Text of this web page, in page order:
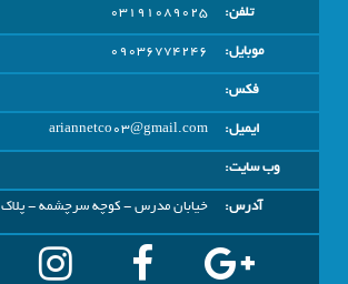
تلفن:
03191089025
موبایل:
09036774246
فکس:
ایمیل:
ariannetco03@gmail.com
وب سایت:
آدرس:
خیابان مدرس - کوچه سرچشمه - پلاک 116- واحد 5